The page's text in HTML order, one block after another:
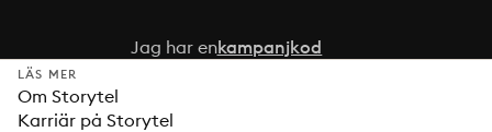
Jag har enkampanjkod
LÄS MER
Om Storytel
Karriär på Storytel